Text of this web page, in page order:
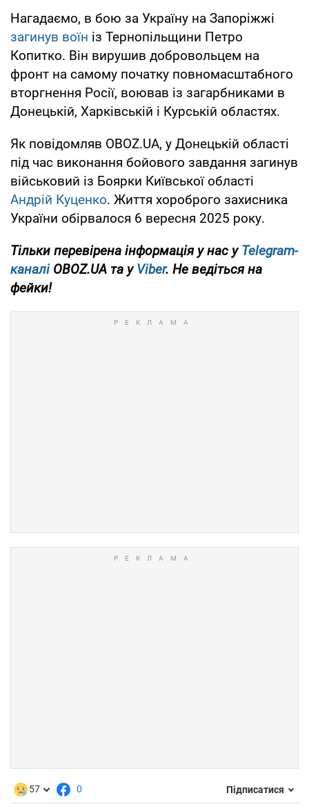
Нагадаємо, в бою за Україну на Запоріжжі
загинув воїн із Тернопільщини Петро
Копитко. Він вирушив добровольцем на
фронт на самому початку повномасштабного
вторгнення Росії, воював із загарбниками в
Донецькій, Харківській і Курській областях.
Як повідомляв OBOZ.UA, у Донецькій області
під час виконання бойового завдання загинув
військовий із Боярки Київської області
Андрій Куценко. Життя хороброго захисника
України обірвалося 6 вересня 2025 року.
Тільки перевірена інформація у нас уTelegram-
каналіOBOZ.UA та уViber. Не ведіться на
фейки!
57 0 Підписатися